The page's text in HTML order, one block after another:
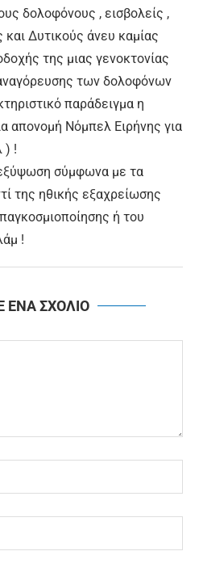
δολοφόνους , εισβολείς ,
Δυτικούς άνευ καμίας
της μιας γενοκτονίας
των δολοφόνων
παράδειγμα η
απονομή Νόμπελ Ειρήνης για
) !
σύμφωνα με τα
της ηθικής εξαχρείωσης
ή του
!
ΕΝΑ ΣΧΟΛΙΟ